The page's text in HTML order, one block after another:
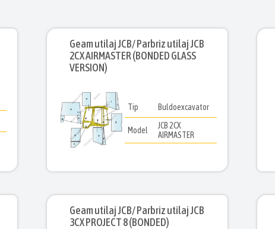
Geam utilaj JCB/ Parbriz utilaj JCB
2CX AIRMASTER (BONDED GLASS
VERSION)
Tip Buldoexcavator
Model
JCB 2CX
AIRMASTER
Geam utilaj JCB/ Parbriz utilaj JCB
3CX PROJECT 8 (BONDED)